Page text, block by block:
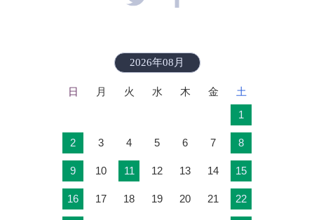
2026年08月
日 月 火 水 木 金
土
1
2 3 4 5 6 7 8
9 10 11 12 13 14 15
16 17 18 19 20 21 22